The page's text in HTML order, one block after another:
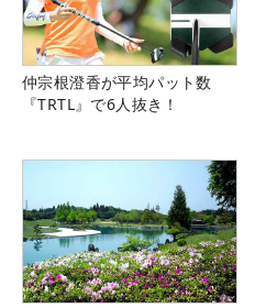
仲宗根澄香が平均パット数
『TRTL』で6人抜き！